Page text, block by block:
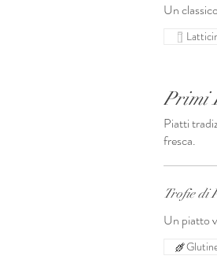
Un
Primi
Piatti
fresca.
Trofie di
Un piatto